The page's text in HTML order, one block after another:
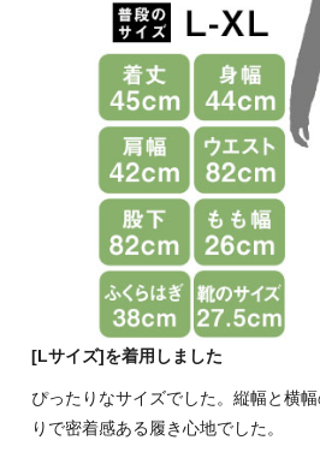
[Lサイズ]を着用しました
ぴったりなサイズでした。縦幅と横
りで密着感ある履き心地でした。